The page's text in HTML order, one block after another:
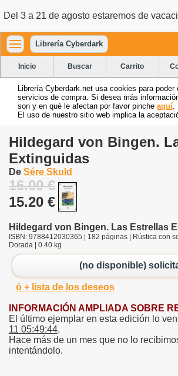
Del 3 a 21 de agosto estaremos de
Librería Cyberdark
Inicio Buscar Carrito
Librería Cyberdark.net usa cookies para poder
servicios de compra. Si desea más
son y en qué le afectan por favor pinche aquí
El uso de nuestro sitio web implica la
Hildegard von Bingen.
Extinguidas
De Sére Skuld
16.00 €
15.20 €
Hildegard von Bingen. Las Estrellas
ISBN: 9788412030365 | 182 páginas | Rústica con
Dorada | 0.40 kg
(no disponible)
ó + lista de los deseos
INFORMACIÓN AMPLIADA SOBRE
El último ejemplar en esta edición lo
11 05:49:44.
Hace más de un mes que no lo
intentándolo.